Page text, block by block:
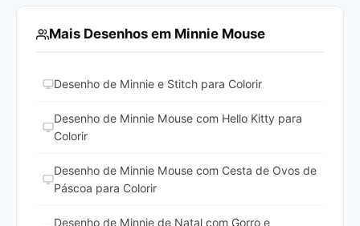
Mais Desenhos em Minnie Mouse
Desenho de Minnie e Stitch para Colorir
Desenho de Minnie Mouse com Hello Kitty para
Colorir
Desenho de Minnie Mouse com Cesta de Ovos de
Páscoa para Colorir
Desenho de Minnie de Natal com Gorro e